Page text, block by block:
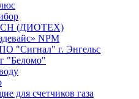
(ДИОТЕХ)
NPM
"Сигнал" г. Энгельс
"Беломо"
для счетчиков газа